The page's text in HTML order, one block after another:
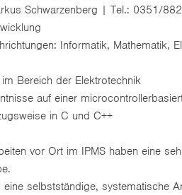
Schwarzenberg | Tel.: 0351/
Informatik, Mathematik,
Bereich der Elektrotechnik
auf einer
in C und C++
vor Ort im IPMS haben eine
selbstständige, systematische